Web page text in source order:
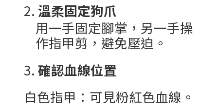
2. 溫柔固定狗爪
用一手固定腳掌，另一手操
作指甲剪，避免壓迫。
3. 確認血線位置
白色指甲：可見粉紅色血線。